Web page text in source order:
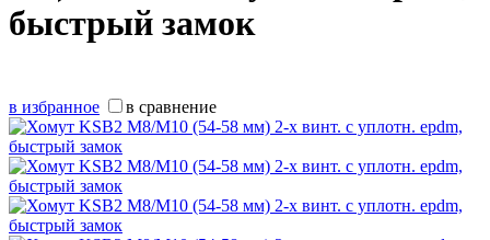
быстрый замок
в избранное в сравнение